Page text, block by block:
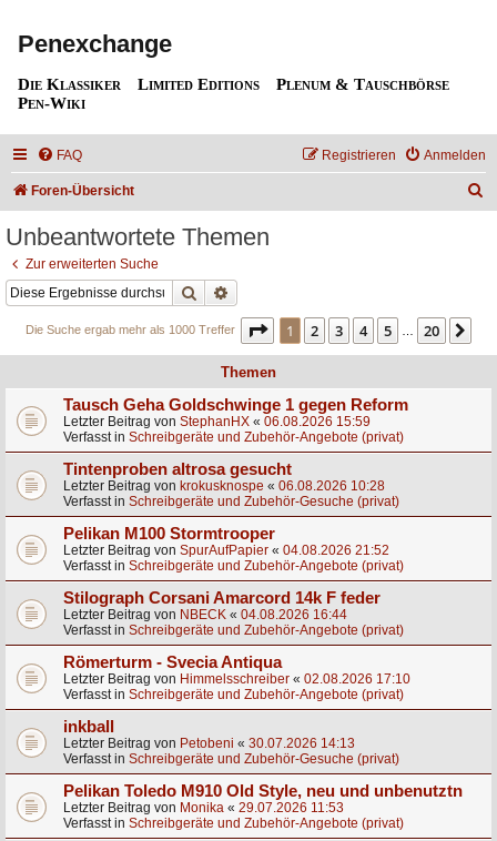
Penexchange
Die Klassiker Limited Editions
Plenum & Tauschbörse
Pen-Wiki
FAQ Anmelden
Registrieren
Foren-Übersicht
Unbeantwortete Themen
Zur erweiterten Suche
Suche
Die Suche ergab mehr als 1000 Treffer Seite 1von 20
1 2 3 4 5 … 20
Themen
Tausch Geha Goldschwinge 1 gegen Reform
Letzter Beitrag von StephanHX « 06.08.2026 15:59
Verfasst in Schreibgeräte und Zubehör-Angebote (privat)
Tintenproben altrosa gesucht
Letzter Beitrag von krokusknospe « 06.08.2026 10:28
Verfasst in Schreibgeräte und Zubehör-Gesuche (privat)
Pelikan M100 Stormtrooper
Letzter Beitrag von SpurAufPapier « 04.08.2026 21:52
Verfasst in Schreibgeräte und Zubehör-Angebote (privat)
Stilograph Corsani Amarcord 14k F feder
Letzter Beitrag von NBECK « 04.08.2026 16:44
Verfasst in Schreibgeräte und Zubehör-Angebote (privat)
Römerturm - Svecia Antiqua
Letzter Beitrag von Himmelsschreiber « 02.08.2026 17:10
Verfasst in Schreibgeräte und Zubehör-Angebote (privat)
inkball
Letzter Beitrag von Petobeni « 30.07.2026 14:13
Verfasst in Schreibgeräte und Zubehör-Gesuche (privat)
Pelikan Toledo M910 Old Style, neu und unbenutztn
Letzter Beitrag von Monika « 29.07.2026 11:53
Verfasst in Schreibgeräte und Zubehör-Angebote (privat)